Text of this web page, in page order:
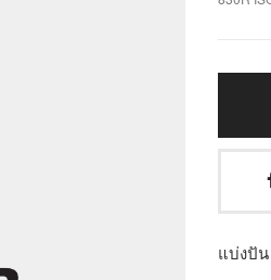
แบ่งปัน